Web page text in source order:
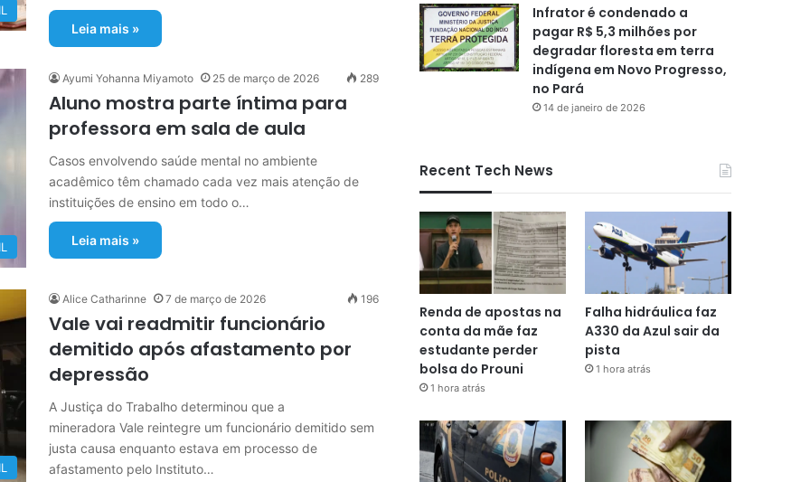
Leia mais »
Ayumi Yohanna Miyamoto 25 de março de 2026 289
Aluno mostra parte íntima para
professora em sala de aula
Casos envolvendo saúde mental no ambiente
acadêmico têm chamado cada vez mais atenção de
instituições de ensino em todo o…
Leia mais »
Alice Catharinne 7 de março de 2026 196
Vale vai readmitir funcionário
demitido após afastamento por
depressão
A Justiça do Trabalho determinou que a
mineradora Vale reintegre um funcionário demitido sem
justa causa enquanto estava em processo de
afastamento pelo Instituto…
Infrator é condenado a
pagar R$ 5,3 milhões por
degradar floresta em terra
indígena em Novo Progresso,
no Pará
14 de janeiro de 2026
Recent Tech News
Renda de apostas na
conta da mãe faz
estudante perder
bolsa do Prouni
1 hora atrás
Falha hidráulica faz
A330 da Azul sair da
pista
1 hora atrás